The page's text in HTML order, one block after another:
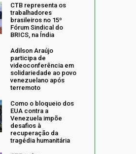
CTB representa os
trabalhadores
brasileiros no 15º
Fórum Sindical do
BRICS, na Índia
Adilson Araújo
participa de
videoconferência em
solidariedade ao povo
venezuelano após
terremoto
Como o bloqueio dos
EUA contra a
Venezuela impõe
desafios à
recuperação da
tragédia humanitária